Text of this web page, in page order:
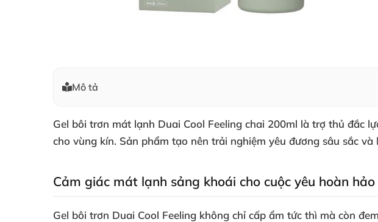
Mô tả
Gel bôi trơn mát lạnh Duai Cool Feeling chai 200ml là trợ thủ đắc
cho vùng kín. Sản phẩm tạo nên trải nghiệm yêu đương sâu sắc
Cảm giác mát lạnh sảng khoái cho cuộc yêu hoàn
Gel bôi trơn Duai Cool Feeling không chỉ cấp ẩm tức thì mà còn